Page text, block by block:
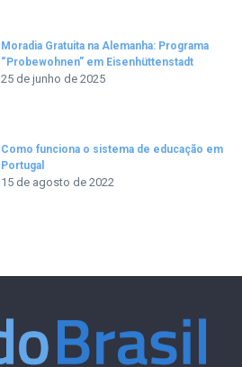
Moradia Gratuita na Alemanha: Programa
“Probewohnen” em Eisenhüttenstadt
25 de junho de 2025
Como funciona o sistema de educação em
Portugal
15 de agosto de 2022